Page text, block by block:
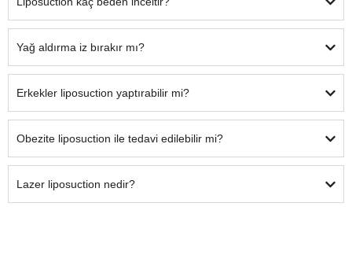
Yağ aldırma iz bırakır mı?
Erkekler liposuction yaptırabilir mi?
Obezite liposuction ile tedavi edilebilir mi?
Lazer liposuction nedir?